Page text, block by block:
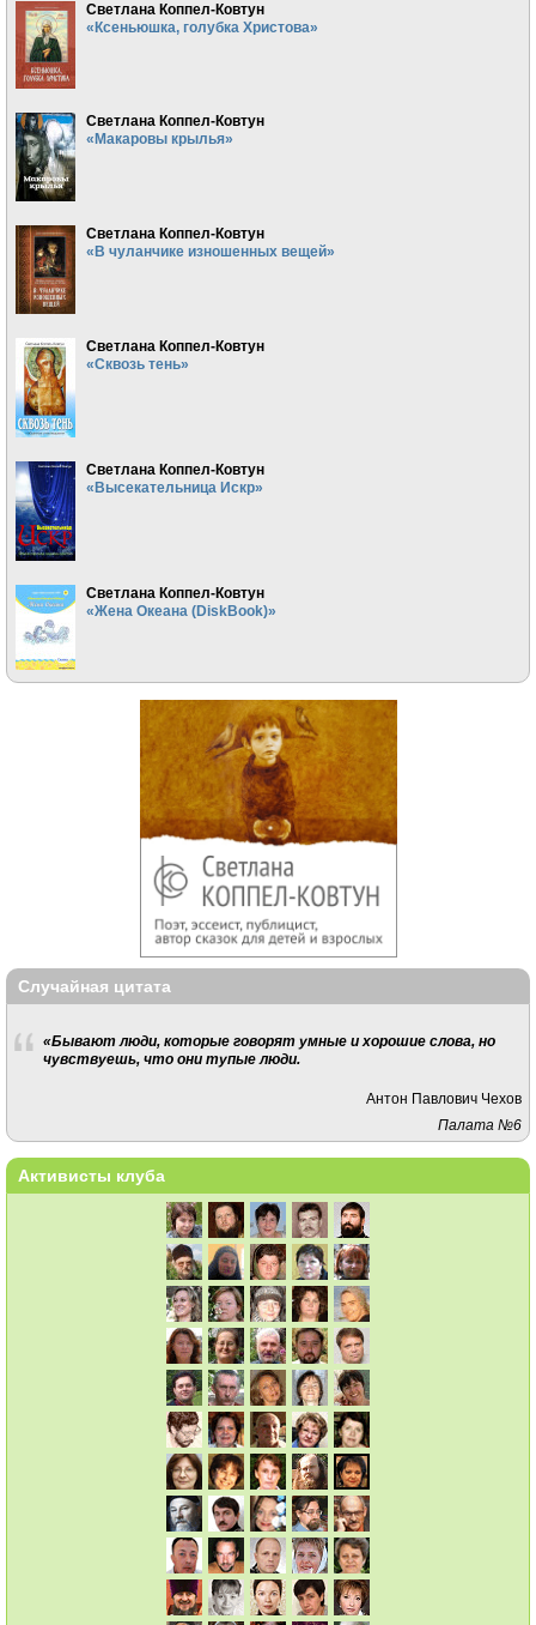
Светлана Коппел-Ковтун
«Ксеньюшка, голубка Христова»
Светлана Коппел-Ковтун
«Макаровы крылья»
Светлана Коппел-Ковтун
«В чуланчике изношенных вещей»
Светлана Коппел-Ковтун
«Сквозь тень»
Светлана Коппел-Ковтун
«Высекательница Искр»
Светлана Коппел-Ковтун
«Жена Океана (DiskBook)»
Случайная цитата
«Бывают люди, которые говорят умные и хорошие слова, но
чувствуешь, что они тупые люди.
Антон Павлович Чехов
Палата №6
Активисты клуба